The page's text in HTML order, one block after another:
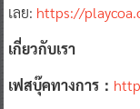
เลย: https://
เกี่ยวกับเรา
เฟสบุ๊คทางการ：